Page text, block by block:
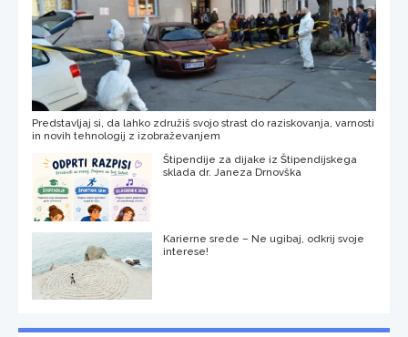
Predstavljaj si, da lahko združiš svojo strast do raziskovanja, varnosti
in novih tehnologij z izobraževanjem
Štipendije za dijake iz Štipendijskega
sklada dr. Janeza Drnovška
Karierne srede – Ne ugibaj, odkrij svoje
interese!